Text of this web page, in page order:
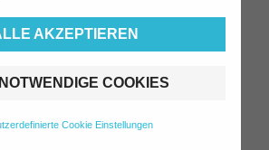
AKZEPTIEREN
COOKIES
Cookie Einstellungen
Artikeldetails
Sie die